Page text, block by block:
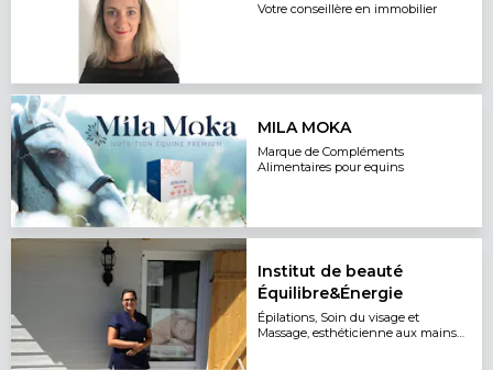
Votre conseillère en immobilier
MILA MOKA
Marque de Compléments
Alimentaires pour equins
Institut de beauté
Équilibre&Énergie
Épilations, Soin du visage et
Massage, esthéticienne aux mains